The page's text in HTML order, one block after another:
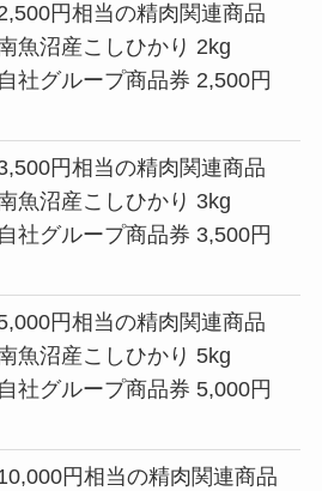
円相当の精肉関連商品
魚沼産こしひかり 2kg
社グループ商品券 2,500円
円相当の精肉関連商品
魚沼産こしひかり 3kg
社グループ商品券 3,500円
円相当の精肉関連商品
魚沼産こしひかり 5kg
社グループ商品券 5,000円
円相当の精肉関連商品